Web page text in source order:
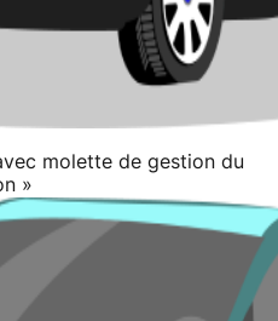
molette de gestion du
»